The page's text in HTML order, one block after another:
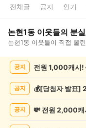
전체글 공지 인기
논현1동 이웃들의 분
논현1동 이웃들이 직접 올린
실/
공지 전원 1,000캐시!
공지
공지